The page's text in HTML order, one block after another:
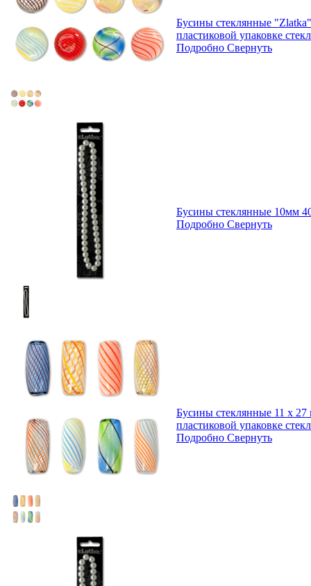
Бусины стеклянные
пластиковой упаковке
Подробно Свернуть
Бусины стеклянные 10мм
Подробно Свернуть
Бусины стеклянные 11 х
пластиковой упаковке
Подробно Свернуть